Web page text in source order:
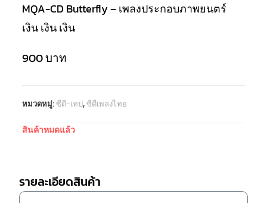
MQA-CD Butterfly – เพลงประกอบภาพยนตร์
เงิน เงิน เงิน
900บาท
หมวดหมู่:ซีดี-เทป,ซีดีเพลงไทย
สินค้าหมดแล้ว
รายละเอียดสินค้า